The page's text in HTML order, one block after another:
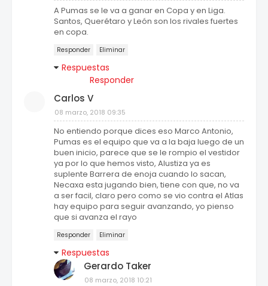
A Pumas se le va a ganar en Copa y en Liga.
Santos, Querétaro y León son los rivales fuertes
en copa.
Responder Eliminar
Respuestas
Responder
Carlos V
08 marzo, 2018 09:35
No entiendo porque dices eso Marco Antonio,
Pumas es el equipo que va a la baja luego de un
buen inicio, parece que se le rompio el vestidor
ya por lo que hemos visto, Alustiza ya es
suplente Barrera de enoja cuando lo sacan,
Necaxa esta jugando bien, tiene con que, no va
a ser facil, claro pero como se vio contra el Atlas
hay equipo para seguir avanzando, yo pienso
que si avanza el rayo
Responder Eliminar
Respuestas
Gerardo Taker
08 marzo, 2018 10:21